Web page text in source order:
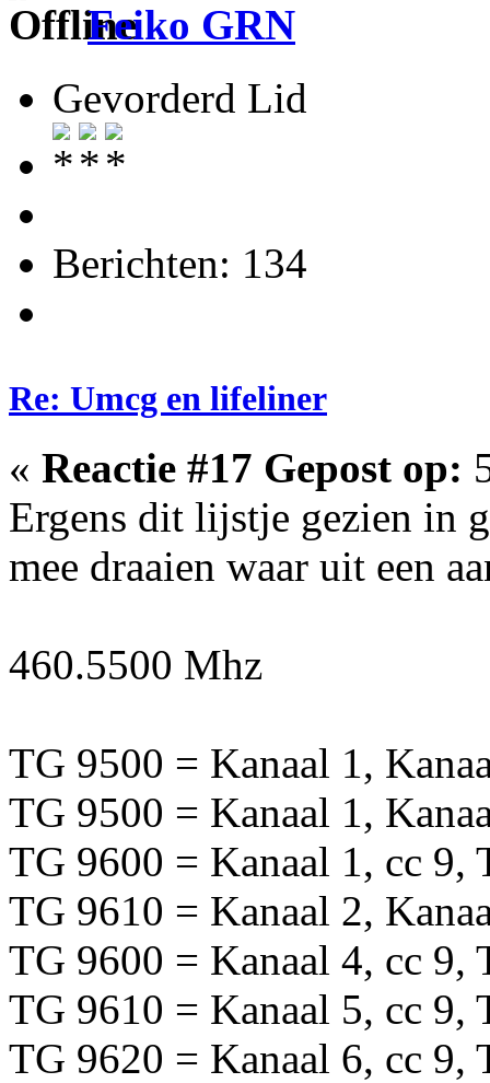
Feiko GRN
Gevorderd Lid
Berichten: 134
Re: Umcg en lifeliner
« Reactie #17 Gepost op:
Ergens dit lijstje gezien in
mee draaien waar uit een
460.5500 Mhz
TG 9500 = Kanaal 1,
TG 9500 = Kanaal 1,
TG 9600 = Kanaal 1, cc 9,
TG 9610 = Kanaal 2,
TG 9600 = Kanaal 4, cc 9,
TG 9610 = Kanaal 5, cc 9,
TG 9620 = Kanaal 6, cc 9,